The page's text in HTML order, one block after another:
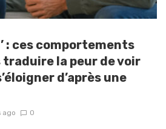
: ces comportements
la peur de voir
d’après une
ago 0